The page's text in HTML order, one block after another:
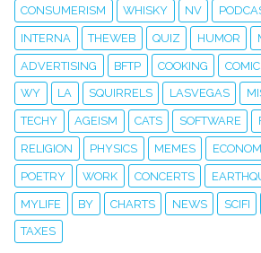
CONSUMERISM WHISKY NV
INTERNA THEWEB QUIZ HUMOR
ADVERTISING BFTP COOKING
WY LA SQUIRRELS LASVEGAS
TECHY AGEISM CATS SOFTWARE
RELIGION PHYSICS MEMES
POETRY WORK CONCERTS
MYLIFE BY CHARTS NEWS SCIFI
TAXES